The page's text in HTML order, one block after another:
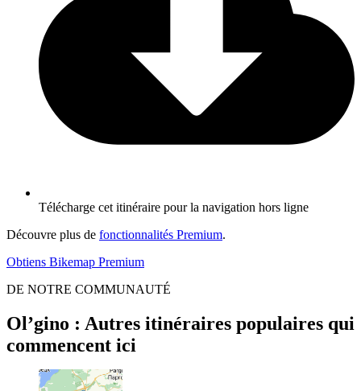
Télécharge cet itinéraire pour la navigation hors ligne
Découvre plus de fonctionnalités Premium.
Obtiens Bikemap Premium
DE NOTRE COMMUNAUTÉ
Ol’gino : Autres itinéraires populaires qui
commencent ici